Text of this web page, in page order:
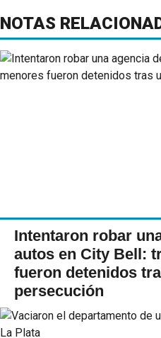
NOTAS
Intentaron robar
autos en City Bell:
fueron detenidos
persecución